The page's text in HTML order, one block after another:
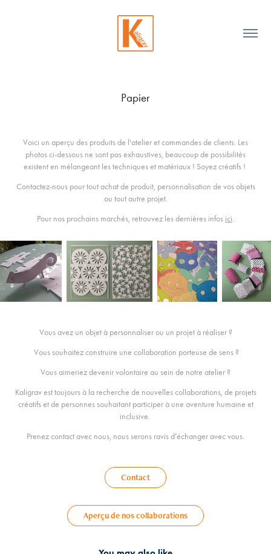
Papier
Voici un aperçu des produits de l'atelier et commandes de clients. Les
photos ci-dessous ne sont pas exhaustives, beaucoup de possibilités
existent en mélangeant les techniques et matériaux ! Soyez créatifs !
Contactez-nous pour tout achat de produit, personnalisation de vos objets
ou tout autre projet.
Pour nos prochains marchés, retrouvez les dernières infos ici.
Vous avez un objet à personnaliser ou un projet à réaliser ?
Vous souhaitez construire une collaboration porteuse de sens ?
Vous aimeriez devenir volontaire au sein de notre atelier ?
Kaligrav est toujours à la recherche de nouvelles collaborations, de projets
créatifs et de personnes souhaitant participer à une aventure humaine et
inclusive.
Prenez contact avec nous, nous serons ravis d’échanger avec vous.
Contact
Aperçu de nos collaborations